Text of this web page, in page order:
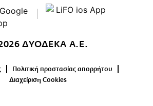
ΔΥΟΔΕΚΑ Α.Ε.
Πολιτική προστασίας απορρήτου
Διαχείριση Cookies